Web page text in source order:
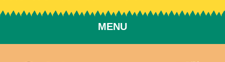
MENU